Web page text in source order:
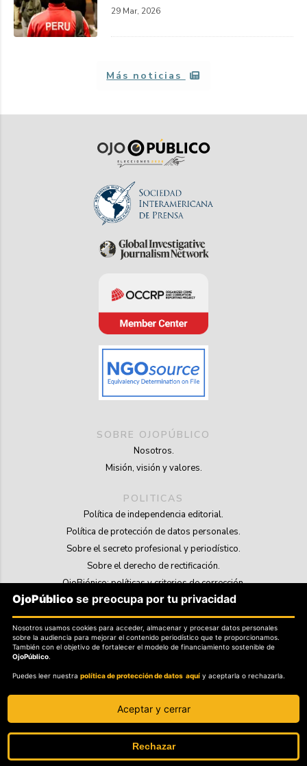
29 Mar, 2026
Más noticias
SOBRE OJOPÚBLICO
Nosotros.
Misión, visión y valores.
POLITICAS
Política de independencia editorial.
Política de protección de datos personales.
Sobre el secreto profesional y periodístico.
Sobre el derecho de rectificación.
OjoBiónico: políticas y criterios de corrección.
Sobre libertad de información frente a pedidos de retiro de contenidos.
SOSTENIBILIDAD
La Tienda de OjoPúblico.
OjoLab.
OjoPúblico se preocupa por tu privacidad
Nosotros usamos cookies para acceder, almacenar y procesar datos personales
sobre la audiencia para mejorar el contenido periodístico que te proporcionamos.
También con el objetivo de fortalecer el modelo de financiamiento sostenible de
OjoPúblico.
Puedes leer nuestrapolítica de protección de datos aquí y aceptarla o rechazarla.
Aceptar y cerrar
Rechazar